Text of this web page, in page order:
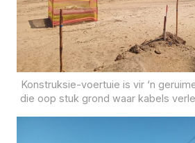
Konstruksie-voertuie is vir ‘n
die oop stuk grond waar kabels